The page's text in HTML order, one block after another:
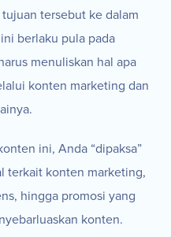
tersebut ke dalam
berlaku pula pada
menuliskan hal apa
konten marketing dan
ini, Anda “dipaksa”
terkait konten marketing,
hingga promosi yang
konten.